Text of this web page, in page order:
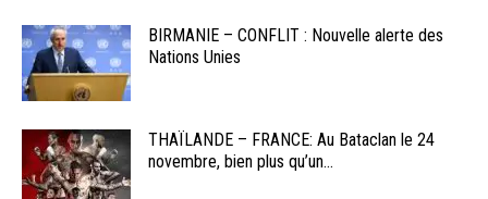
BIRMANIE – CONFLIT : Nouvelle alerte des
Nations Unies
THAÏLANDE – FRANCE: Au Bataclan le 24
novembre, bien plus qu’un...